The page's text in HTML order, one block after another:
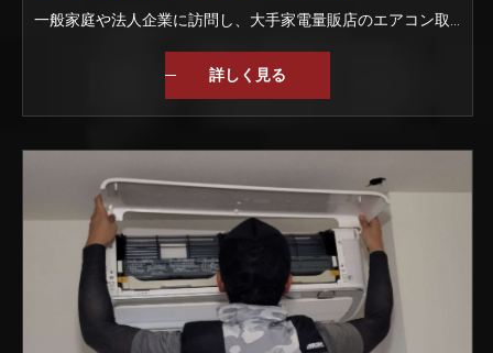
詳しく見る